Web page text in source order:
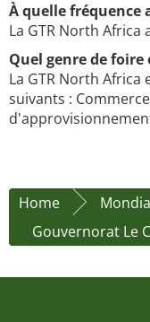
À quelle fréquence
La GTR North Africa
Quel genre de foire
La GTR North
suivants :
Home
Gouvernorat Le